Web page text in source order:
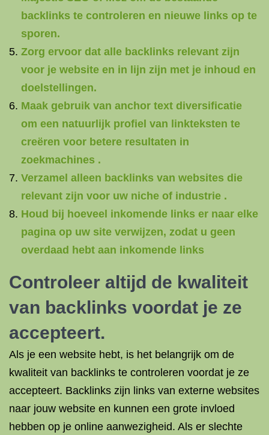
backlinks te controleren en nieuwe links op te
sporen.
Zorg ervoor dat alle backlinks relevant zijn
voor je website en in lijn zijn met je inhoud en
doelstellingen.
Maak gebruik van anchor text diversificatie
om een natuurlijk profiel van linkteksten te
creëren voor betere resultaten in
zoekmachines .
Verzamel alleen backlinks van websites die
relevant zijn voor uw niche of industrie .
Houd bij hoeveel inkomende links er naar elke
pagina op uw site verwijzen, zodat u geen
overdaad hebt aan inkomende links
Controleer altijd de kwaliteit
van backlinks voordat je ze
accepteert.
Als je een website hebt, is het belangrijk om de
kwaliteit van backlinks te controleren voordat je ze
accepteert. Backlinks zijn links van externe websites
naar jouw website en kunnen een grote invloed
hebben op je online aanwezigheid. Als er slechte